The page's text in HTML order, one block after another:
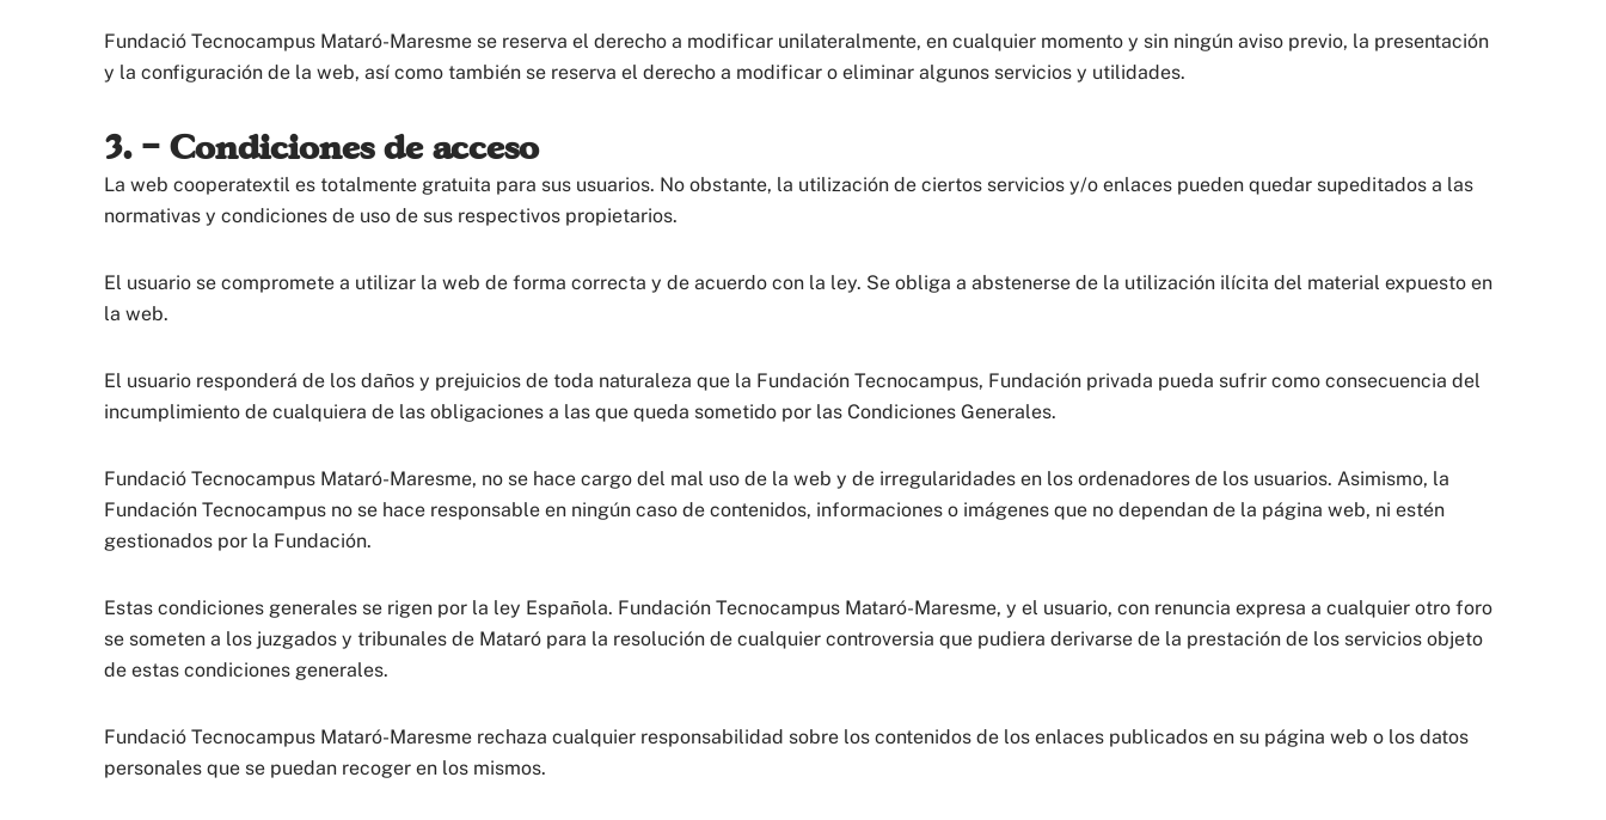
Fundació Tecnocampus Mataró-Maresme se reserva el derecho a modificar unilateralmente, en cualquier momento y sin ningún aviso previo, la presentación
y la configuración de la web, así como también se reserva el derecho a modificar o eliminar algunos servicios y utilidades.
3. – Condiciones de acceso
La web cooperatextil es totalmente gratuita para sus usuarios. No obstante, la utilización de ciertos servicios y/o enlaces pueden quedar supeditados a las
normativas y condiciones de uso de sus respectivos propietarios.
El usuario se compromete a utilizar la web de forma correcta y de acuerdo con la ley. Se obliga a abstenerse de la utilización ilícita del material expuesto en
la web.
El usuario responderá de los daños y prejuicios de toda naturaleza que la Fundación Tecnocampus, Fundación privada pueda sufrir como consecuencia del
incumplimiento de cualquiera de las obligaciones a las que queda sometido por las Condiciones Generales.
Fundació Tecnocampus Mataró-Maresme, no se hace cargo del mal uso de la web y de irregularidades en los ordenadores de los usuarios. Asimismo, la
Fundación Tecnocampus no se hace responsable en ningún caso de contenidos, informaciones o imágenes que no dependan de la página web, ni estén
gestionados por la Fundación.
Estas condiciones generales se rigen por la ley Española. Fundación Tecnocampus Mataró-Maresme, y el usuario, con renuncia expresa a cualquier otro foro
se someten a los juzgados y tribunales de Mataró para la resolución de cualquier controversia que pudiera derivarse de la prestación de los servicios objeto
de estas condiciones generales.
Fundació Tecnocampus Mataró-Maresme rechaza cualquier responsabilidad sobre los contenidos de los enlaces publicados en su página web o los datos
personales que se puedan recoger en los mismos.